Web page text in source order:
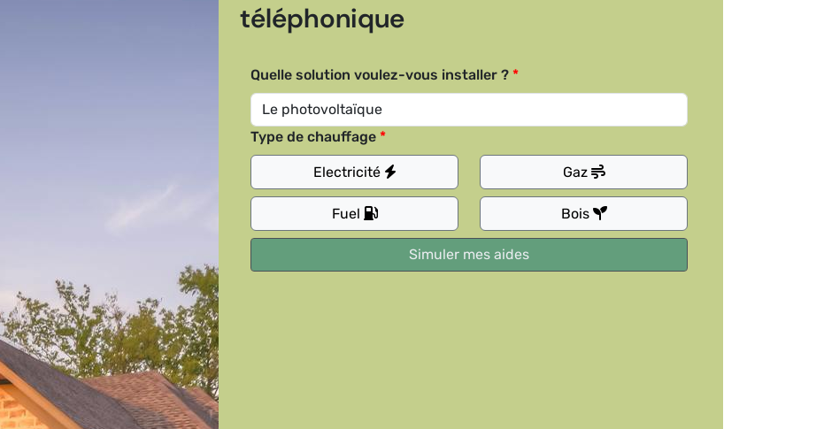
téléphonique
Quelle solution voulez-vous installer ?
Type de chauffage
Electricité Gaz
Fuel Bois